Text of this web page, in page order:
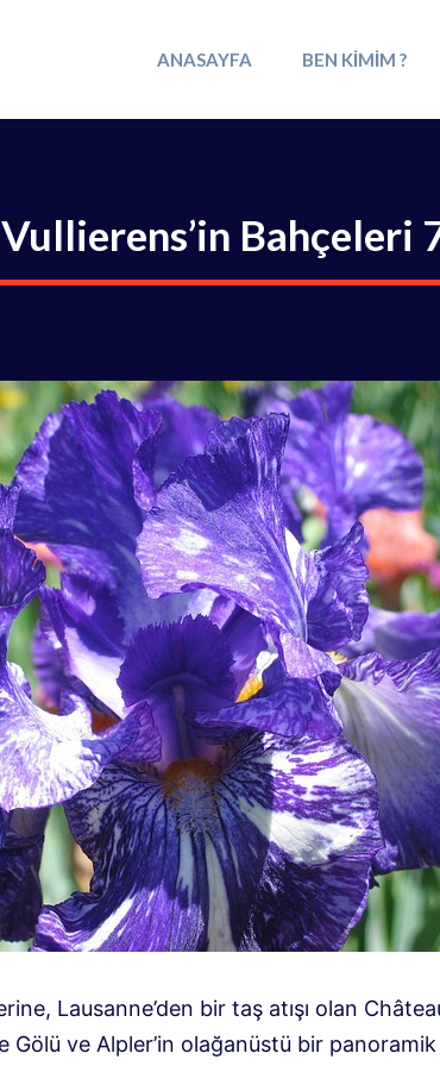
ANASAYFA BEN KIMIM ?
Bahçeleri
Lausanne’den bir taş atışı olan
Gölü ve Alpler’in olağanüstü bir panoramik